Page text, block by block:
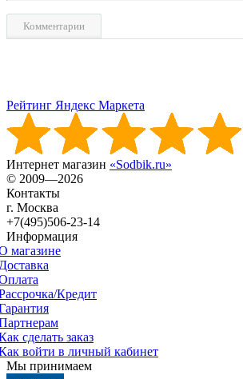
Комментарии
Рейтинг Яндекс Маркета
Интернет магазин «Sodbik.ru»
© 2009—2026
Контакты
г. Москва
+7(495)506-23-14
Информация
магазине
Кредит
сделать заказ
войти в личный кабинет
Мы принимаем